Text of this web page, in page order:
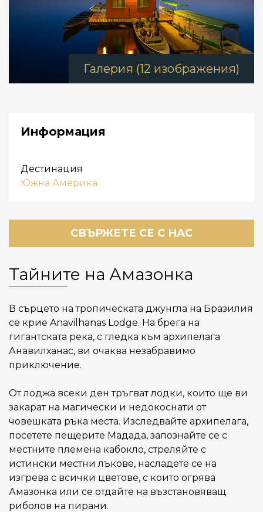
Галерия (12 изображения)
Информация
Дестинация
Южна Америка
СВЪРЖЕТЕ СЕ С НАС
Тайните на Амазонка
В сърцето на тропическата джунгла на Бразилия
се крие Anavilhanas Lodge. На брега на
гигантската река, с гледка към архипелага
Анавилханас, ви очаква незабравимо
приключение.
От лоджа всеки ден тръгват лодки, които ще ви
закарат на магически и недокоснати от
човешката ръка места. Изследвайте архипелага,
посетете пещерите Мадада, запознайте се с
местните племена кабокло, стреляйте с
истински местни лъкове, насладете се на
изгрева с всички цветове, с които огрява
Амазонка или се отдайте на възстановяващ
риболов на пирани.